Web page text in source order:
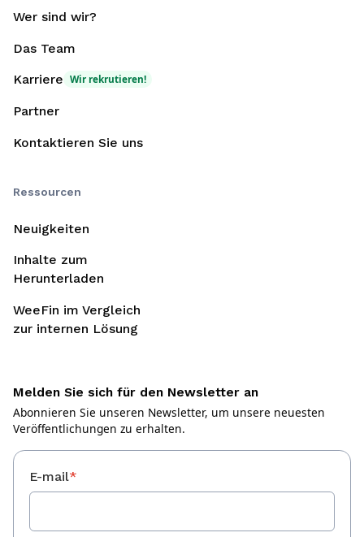
Wer sind wir?
Das Team
Karriere Wir rekrutieren!
Partner
Kontaktieren Sie uns
Ressourcen
Neuigkeiten
Inhalte zum
Herunterladen
WeeFin im Vergleich
zur internen Lösung
Melden Sie sich für den Newsletter an
Abonnieren Sie unseren Newsletter, um unsere neuesten
Veröffentlichungen zu erhalten.
E-mail*